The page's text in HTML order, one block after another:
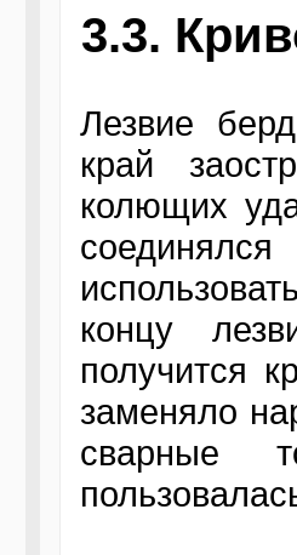
3.3.
Лезвие
край
колющих
концу
получится
заменяло
сварные